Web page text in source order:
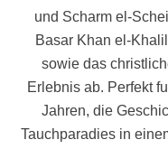
und Scharm el-
Basar Khan el-
sowie das
Erlebnis ab. Perfekt
Jahren, die
Tauchparadies in